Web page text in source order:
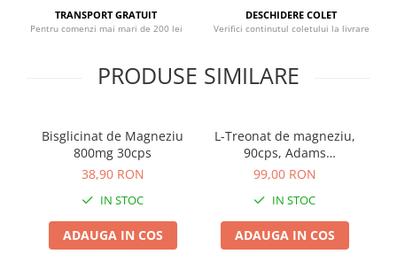
Sistemul circulator
Sistemul nervos
Tulburari hormonale
TRANSPORT GRATUIT
Pentru comenzi mai mari de 200 lei
DESCHIDERE COLET
Verifici continutul coletului la livrare
PRODUSE SIMILARE
Bisglicinat de Magneziu
800mg 30cps
38,90 RON
IN STOC
ADAUGA IN COS
L-Treonat de magneziu,
90cps, Adams
Supplements
99,00 RON
IN STOC
ADAUGA IN COS